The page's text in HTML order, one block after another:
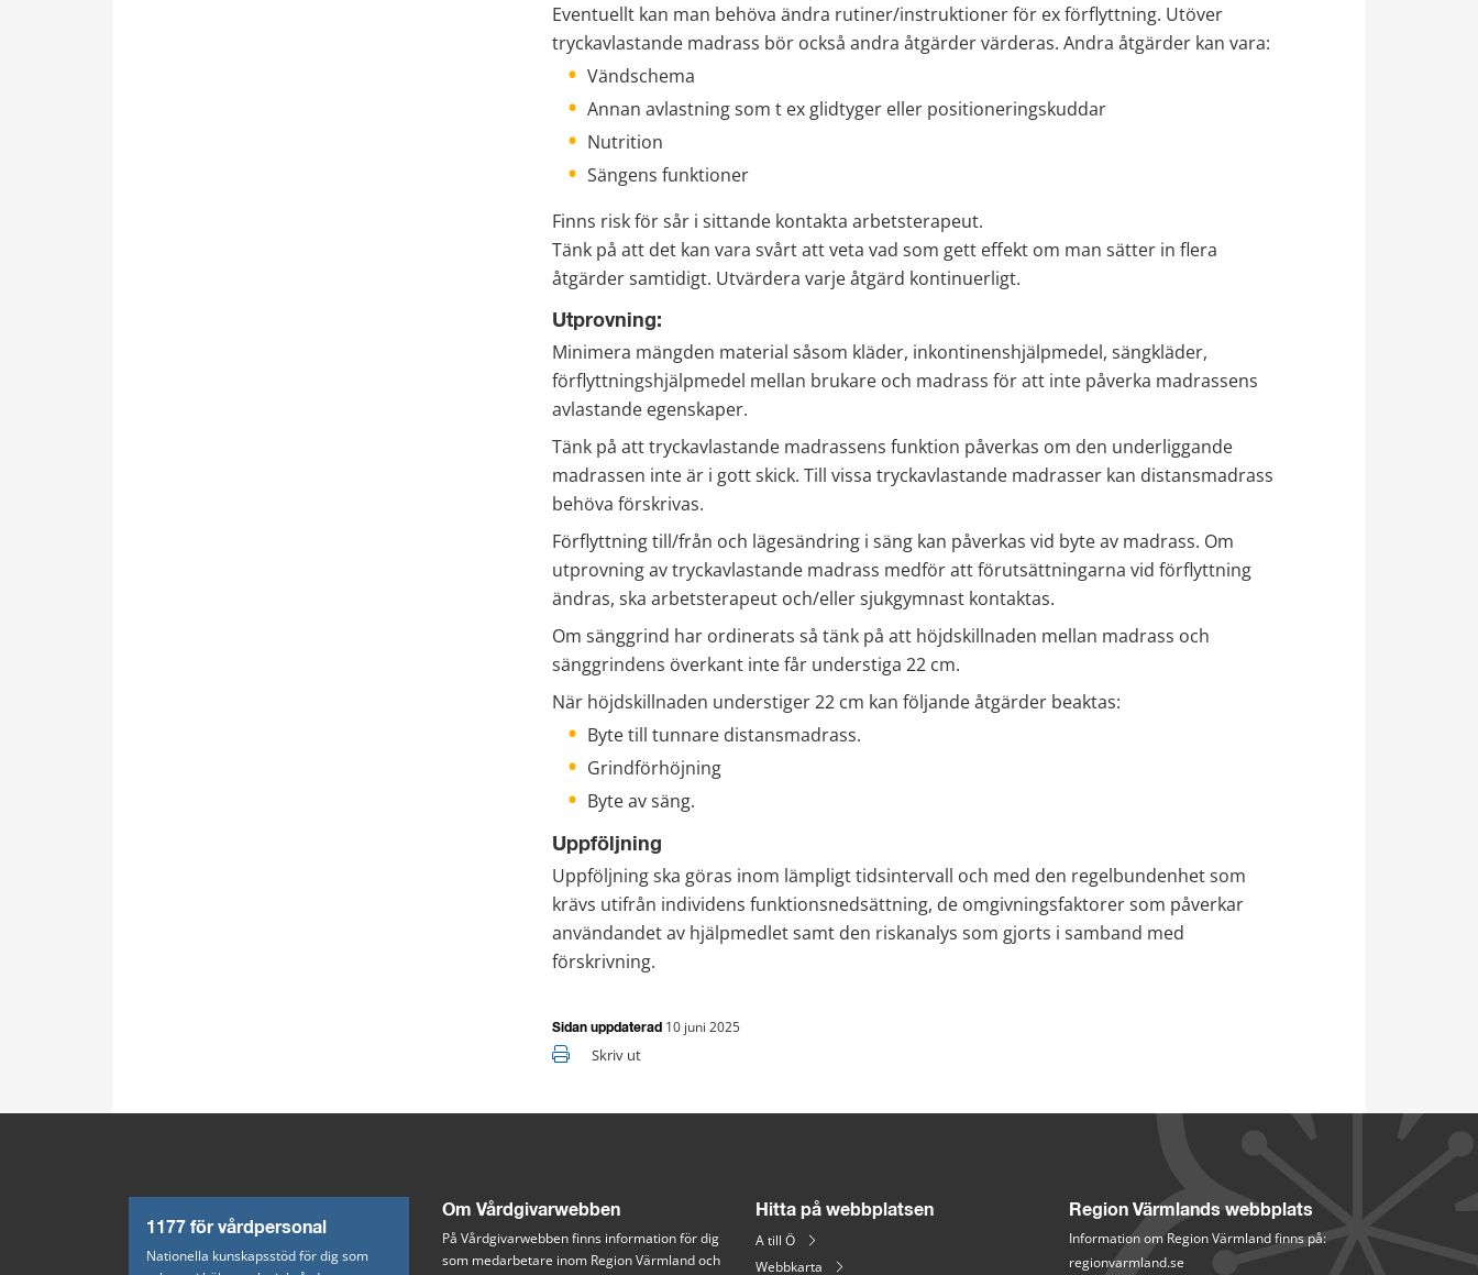
Eventuellt kan man behöva ändra rutiner/instruktioner för ex förflyttning. Utöver
tryckavlastande madrass bör också andra åtgärder värderas. Andra åtgärder kan vara:
Vändschema
Annan avlastning som t ex glidtyger eller positioneringskuddar
Nutrition
Sängens funktioner
Finns risk för sår i sittande kontakta arbetsterapeut.
Tänk på att det kan vara svårt att veta vad som gett effekt om man sätter in flera
åtgärder samtidigt. Utvärdera varje åtgärd kontinuerligt.
Utprovning:
Minimera mängden material såsom kläder, inkontinenshjälpmedel, sängkläder,
förflyttningshjälpmedel mellan brukare och madrass för att inte påverka madrassens
avlastande egenskaper.
Tänk på att tryckavlastande madrassens funktion påverkas om den underliggande
madrassen inte är i gott skick. Till vissa tryckavlastande madrasser kan distansmadrass
behöva förskrivas.
Förflyttning till/från och lägesändring i säng kan påverkas vid byte av madrass. Om
utprovning av tryckavlastande madrass medför att förutsättningarna vid förflyttning
ändras, ska arbetsterapeut och/eller sjukgymnast kontaktas.
Om sänggrind har ordinerats så tänk på att höjdskillnaden mellan madrass och
sänggrindens överkant inte får understiga 22 cm.
När höjdskillnaden understiger 22 cm kan följande åtgärder beaktas:
Byte till tunnare distansmadrass.
Grindförhöjning
Byte av säng.
Uppföljning
Uppföljning ska göras inom lämpligt tidsintervall och med den regelbundenhet som
krävs utifrån individens funktionsnedsättning, de omgivningsfaktorer som påverkar
användandet av hjälpmedlet samt den riskanalys som gjorts i samband med
förskrivning.
Sidan uppdaterad 10 juni 2025
Skriv ut
1177 för vårdpersonal
Nationella kunskapsstöd för dig som
Om Vårdgivarwebben
På Vårdgivarwebben finns information för dig
som medarbetare inom Region Värmland och
Hitta på webbplatsen
A till Ö
Webbkarta
Region Värmlands webbplats
Information om Region Värmland finns på:
regionvarmland.se